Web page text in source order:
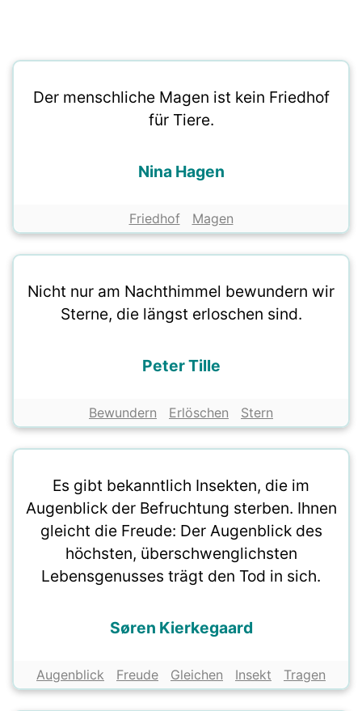
Der menschliche Magen ist kein Friedhof
für Tiere.
Nina Hagen
Friedhof Magen
Nicht nur am Nachthimmel bewundern wir
Sterne, die längst erloschen sind.
Peter Tille
Bewundern Erlöschen Stern
Es gibt bekanntlich Insekten, die im
Augenblick der Befruchtung sterben. Ihnen
gleicht die Freude: Der Augenblick des
höchsten, überschwenglichsten
Lebensgenusses trägt den Tod in sich.
Søren Kierkegaard
Augenblick Freude Gleichen Insekt Tragen